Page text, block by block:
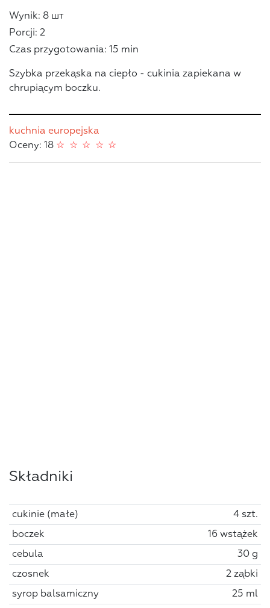
Wynik: 8 шт
Porcji: 2
Czas przygotowania: 15 min
Szybka przekąska na ciepło - cukinia zapiekana w
chrupiącym boczku.
kuchnia europejska
Oceny: 18
☆
☆
☆
☆
☆
Składniki
cukinie (małe) 4 szt.
boczek 16 wstążek
cebula 30 g
czosnek 2 ząbki
syrop balsamiczny 25 ml